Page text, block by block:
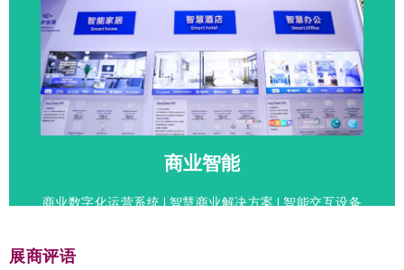
商业智能
商业数字化运营系统 | 智慧商业解决方案 | 智能交互设备
SHOP PLUS
上海国际商业空间博览会
点击参展
展商评语